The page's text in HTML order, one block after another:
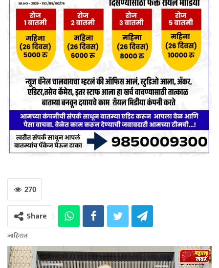
270
Share
जाहिरात
Video
Player